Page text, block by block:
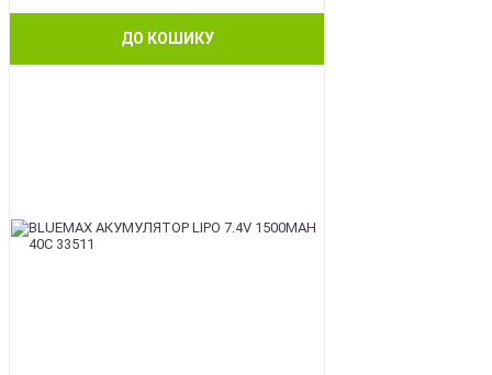
ДО КОШИКУ